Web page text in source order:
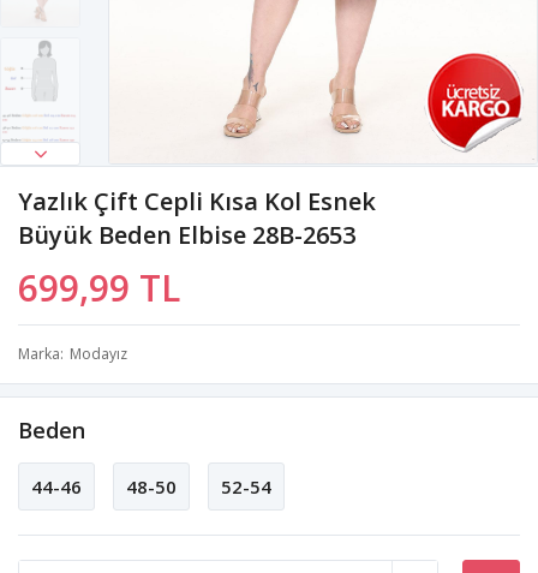
Yazlık Çift Cepli Kısa Kol Esnek
Büyük Beden Elbise 28B-2653
699,99 TL
Marka Modayız
Beden
44-46 48-50 52-54